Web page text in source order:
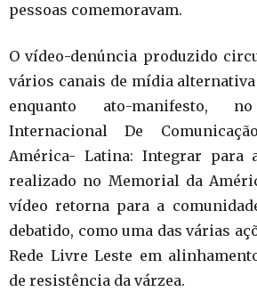
pessoas comemoravam.
O vídeo-denúncia produzido
vários canais de mídia
enquanto ato-manifesto,
Internacional De
América- Latina: Integrar para
realizado no Memorial da
vídeo retorna para a
debatido, como uma das várias
Rede Livre Leste em
de resistência da várzea.